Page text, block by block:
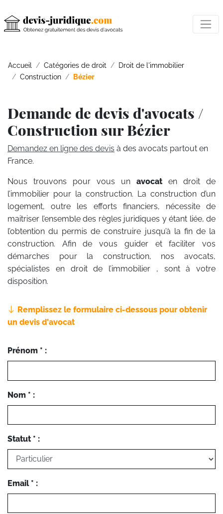
Accueil Catégories de droit
Droit de l'immobilier
Construction
Bézier
Demande de devis d'avocats /
Construction sur Bézier
Demandez en ligne des devis à des avocats partout en
France.
Nous trouvons pour vous un avocat en droit de
l’immobilier pour la construction. La construction d’un
logement, outre les efforts financiers, nécessite de
maitriser l’ensemble des règles juridiques y étant liée, de
l’obtention du permis de construire jusqu’à la fin de la
construction. Afin de vous guider et faciliter vos
démarches pour la construction, nos avocats,
spécialistes en droit de l’immobilier , sont à votre
disposition.
Remplissez le formulaire ci-dessous pour obtenir
un devis d'avocat
Prénom * :
Nom * :
Statut * :
Email * :